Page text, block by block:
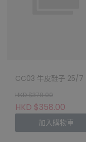
CC03 牛皮鞋子 25/7
HKD $378.00
HKD $358.00
加入購物車